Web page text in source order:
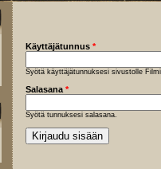
Käyttäjätunnus *
Syötä käyttäjätunnuksesi sivustolle
Salasana *
Syötä tunnuksesi salasana.